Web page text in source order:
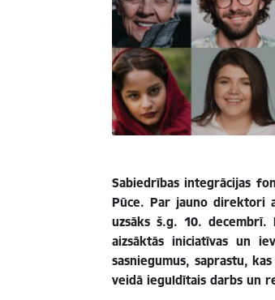
Sabiedrības integrācijas
Pūce. Par jauno direktori
uzsāks š.g. 10.
aizsāktās iniciatīvas un
sasniegumus, saprastu,
veidā ieguldītais darbs un